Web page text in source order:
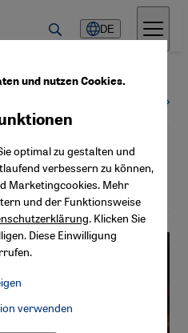
DE
Edith
und nutzen Cookies.
optimal zu gestalten und
verbessern zu können,
Marketingcookies. Mehr
und der Funktionsweise
. Klicken Sie
Diese Einwilligung
Connect, Google Maps Embed,
Connect
verwenden